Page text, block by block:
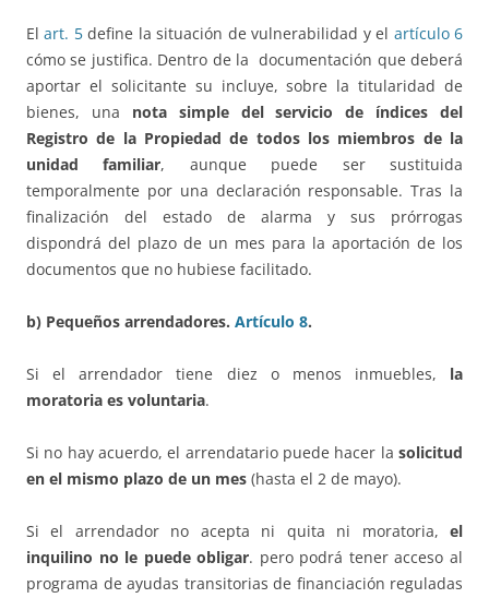
Elart. 5define la situación de vulnerabilidad y el artículo 6
cómo se justifica. Dentro de la documentación que deberá
aportar el solicitante su incluye, sobre la titularidad de
bienes, una nota simple del servicio de índices del
Registro de la Propiedad de todos los miembros de la
unidad familiar, aunque puede ser sustituida
temporalmente por una declaración responsable. Tras la
finalización del estado de alarma y sus prórrogas
dispondrá del plazo de un mes para la aportación de los
documentos que no hubiese facilitado.
b) Pequeños arrendadores. Artículo 8.
Si el arrendador tiene diez o menos inmuebles, la
moratoria es voluntaria.
Si no hay acuerdo, el arrendatario puede hacer la solicitud
en el mismo plazo de un mes (hasta el 2 de mayo).
Si el arrendador no acepta ni quita ni moratoria, el
inquilino no le puede obligar. pero podrá tener acceso al
programa de ayudas transitorias de financiación reguladas